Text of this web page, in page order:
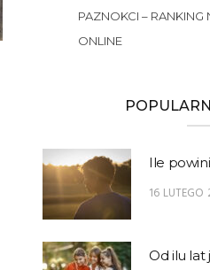
PAZNOKCI – RANKING
ONLINE
Ile
16 LUTEGO
Od ilu lat